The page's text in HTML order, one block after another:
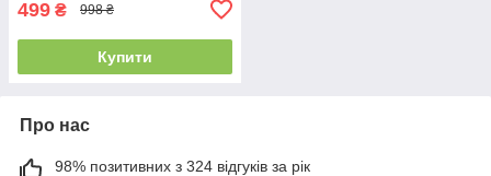
499 ₴ 998 ₴
Купити
Про нас
98% позитивних з 324 відгуків за рік